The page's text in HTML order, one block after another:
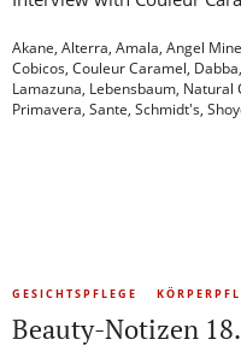
Akane, Alterra, Amala, Angel
Cobicos, Couleur Caramel, Dabba,
Lamazuna, Lebensbaum, Natural
Primavera, Sante, Schmidt's,
GESICHTSPFLEGE
Beauty-Notizen